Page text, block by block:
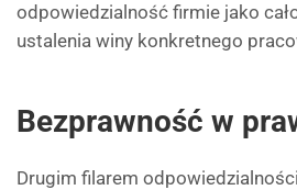
odpowiedzialność firmie jako
ustalenia winy konkretnego
Bezprawność w
Drugim filarem